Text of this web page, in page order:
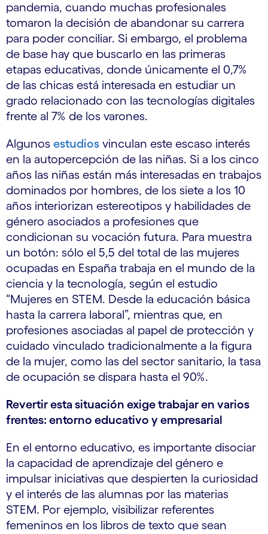
pandemia, cuando muchas profesionales
tomaron la decisión de abandonar su carrera
para poder conciliar. Si embargo, el problema
de base hay que buscarlo en las primeras
etapas educativas, donde únicamente el 0,7%
de las chicas está interesada en estudiar un
grado relacionado con las tecnologías digitales
frente al 7% de los varones.
Algunos estudios vinculan este escaso interés
en la autopercepción de las niñas. Si a los cinco
años las niñas están más interesadas en trabajos
dominados por hombres, de los siete a los 10
años interiorizan estereotipos y habilidades de
género asociados a profesiones que
condicionan su vocación futura. Para muestra
un botón: sólo el 5,5 del total de las mujeres
ocupadas en España trabaja en el mundo de la
ciencia y la tecnología, según el estudio
“Mujeres en STEM. Desde la educación básica
hasta la carrera laboral”, mientras que, en
profesiones asociadas al papel de protección y
cuidado vinculado tradicionalmente a la figura
de la mujer, como las del sector sanitario, la tasa
de ocupación se dispara hasta el 90%.
Revertir esta situación exige trabajar en varios
frentes: entorno educativo y empresarial
En el entorno educativo, es importante disociar
la capacidad de aprendizaje del género e
impulsar iniciativas que despierten la curiosidad
y el interés de las alumnas por las materias
STEM. Por ejemplo, visibilizar referentes
femeninos en los libros de texto que sean